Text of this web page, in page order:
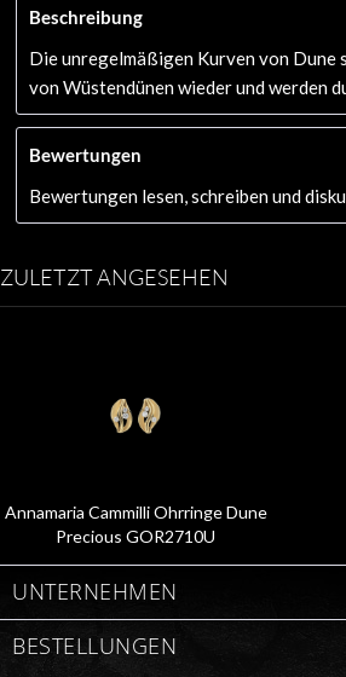
Beschreibung
Die unregelmäßigen Kurven von Dune
von Wüstendünen wieder und werden
Bewertungen
Bewertungen lesen, schreiben und
ZULETZT ANGESEHEN
Annamaria Cammilli Ohrringe Dune
Precious GOR2710U
UNTERNEHMEN
BESTELLUNGEN